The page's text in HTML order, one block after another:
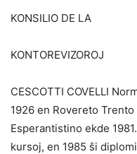
KONSILIO DE LA
KONTOREVIZOROJ
CESCOTTI COVELLI
1926 en Rovereto
Esperantistino ekde
kursoj, en 1985 ŝi